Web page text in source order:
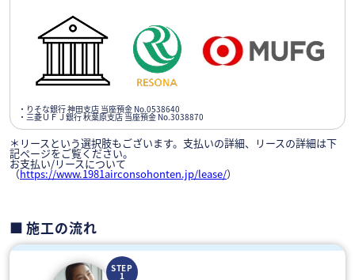
・りそな銀行 神田支店 当座預金 No.0538640
・三菱ＵＦＪ銀行 秋葉原支店 当座預金 No.3038870
＊リースという選択肢もございます。支払いの詳細、リースの詳細は下
記ページをご覧ください。
お支払い/リースについて
（https://www.1981airconsohonten.jp/lease/）
施工の流れ
STEP
1